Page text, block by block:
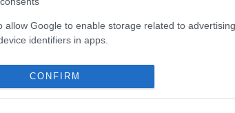
allow Google to enable storage related to
identifiers in apps.
allow my user data to be sent to Google for online
CONFIRM
2026-08-08.
Zendaya és Tom
Axente